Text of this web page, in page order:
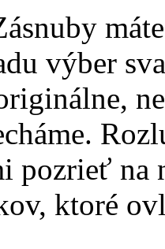
výber
pozrieť na
ktoré